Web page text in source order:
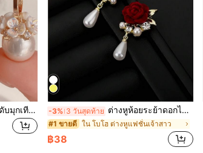
ต่างหูดีไซน์ตะกร้าดอกไม้ประดับมุกเทียม 1 คู่ เหมาะสำหรับวันวาเลนไทน์ คุณแม่ วันแม่ และเป็นของขวัญ -3% 3 วันสุดท้าย ต่างหูห้อยระย้าดอกไม้สีขาววินเทจและไข่มุกเทียม 1 คู่ เหมาะสำหรับงานเลี้ยงและงานแต่งงาน เครื่องประดับวันวาเลนไทน์
#1 ขายดี ใน โบโฮ ต่างหูแฟชั่นเจ้าสาว
฿38